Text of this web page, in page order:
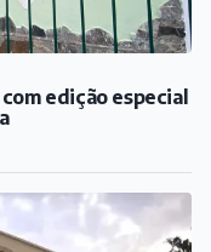
promove Semana